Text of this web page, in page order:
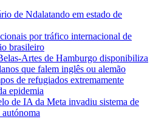
de Ndalatando em estado de
por tráfico internacional de
brasileiro
Artes de Hamburgo disponibiliza
que falem inglês ou alemão
de refugiados extremamente
epidemia
de IA da Meta invadiu sistema de